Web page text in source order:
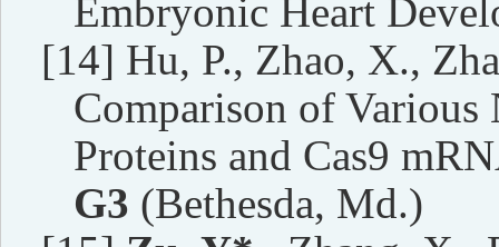
Embryonic Heart
[14] Hu, P., Zhao, X.,
Comparison of Various
Proteins and Cas9
G3 (Bethesda, Md.)